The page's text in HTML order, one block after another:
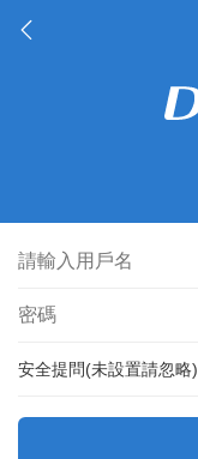
安全提問(未設置請忽略)